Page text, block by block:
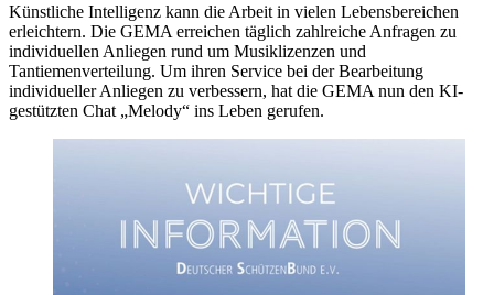
Künstliche Intelligenz kann die Arbeit in vielen Lebensbereichen
erleichtern. Die GEMA erreichen täglich zahlreiche Anfragen zu
individuellen Anliegen rund um Musiklizenzen und
Tantiemenverteilung. Um ihren Service bei der Bearbeitung
individueller Anliegen zu verbessern, hat die GEMA nun den KI-
gestützten Chat „Melody“ ins Leben gerufen.